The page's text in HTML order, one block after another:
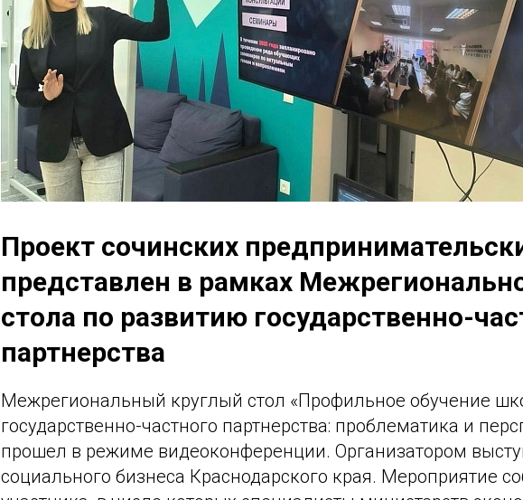
Проект сочинских
представлен в рамках
стола по развитию государственно-
партнерства
Межрегиональный круглый стол «Профильное обучение
государственно-частного партнерства: проблематика и
прошел в режиме видеоконференции. Организатором
социального бизнеса Краснодарского края. Мероприятие